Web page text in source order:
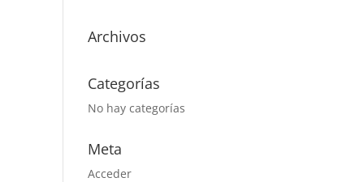
Archivos
Categorías
No hay categorías
Meta
Acceder